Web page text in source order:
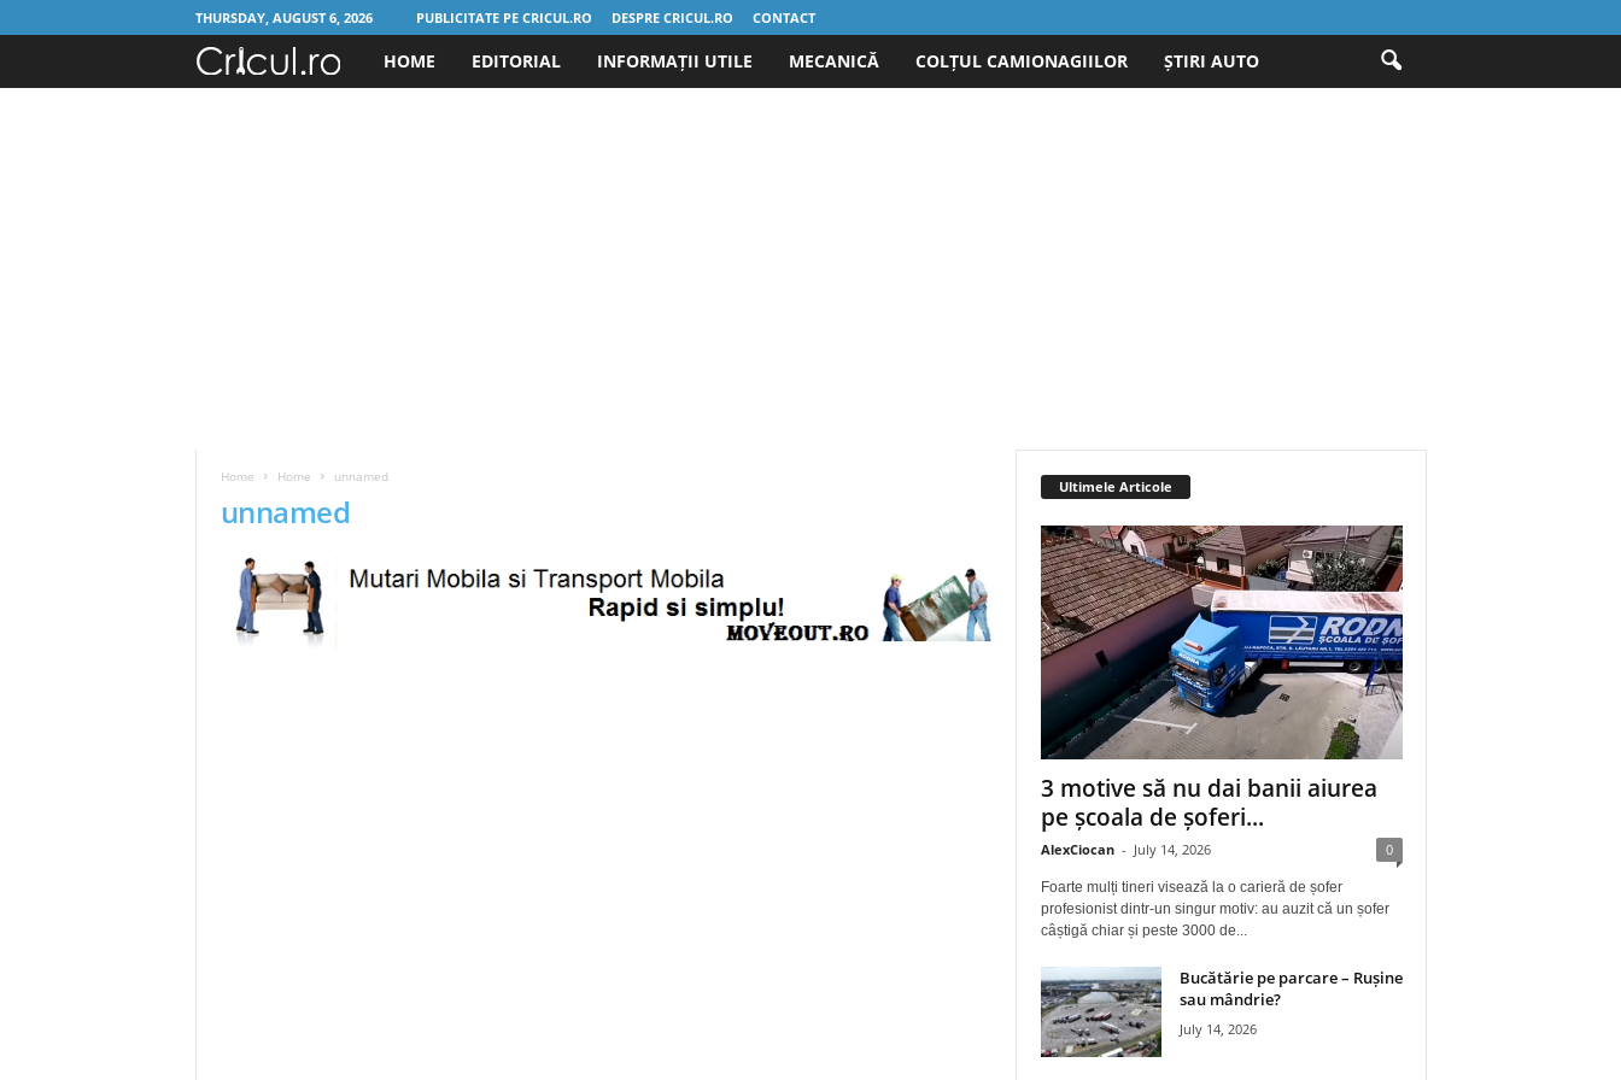
THURSDAY, AUGUST 6, 2026 PUBLICITATE PE CRICUL.RO DESPRE CRICUL.RO CONTACT
o
HOME EDITORIAL INFORMAȚII UTILE MECANICĂ COLȚUL CAMIONAGIILOR ȘTIRI AUTO
Home Home unnamed
unnamed
Ultimele Articole
3 motive să nu dai banii aiurea
pe școala de șoferi...
AlexCiocan - July 14, 2026 0
Foarte mulți tineri visează la o carieră de șofer
profesionist dintr-un singur motiv: au auzit că un șofer
câștigă chiar și peste 3000 de...
Bucătărie pe parcare – Rușine
sau mândrie?
July 14, 2026